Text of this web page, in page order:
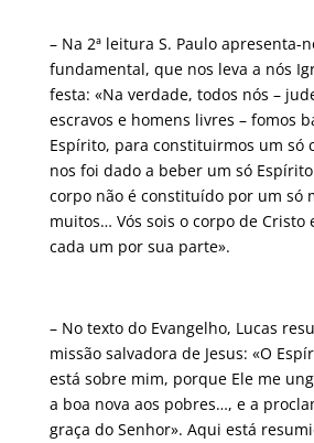
– Na 2ª leitura S. Paulo apresenta-
fundamental, que nos leva a nós
festa: «Na verdade, todos nós –
escravos e homens livres – fomos
Espírito, para constituirmos um só
nos foi dado a beber um só
corpo não é constituído por um só
muitos… Vós sois o corpo de Cristo
cada um por sua parte».
– No texto do Evangelho, Lucas
missão salvadora de Jesus: «O
está sobre mim, porque Ele me
a boa nova aos pobres…, e a
graça do Senhor». Aqui está